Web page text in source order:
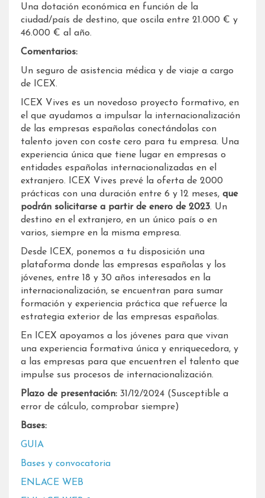
Una dotación económica en función de la
ciudad/país de destino, que oscila entre 21.000 € y
46.000 € al año.
Comentarios:
Un seguro de asistencia médica y de viaje a cargo
de ICEX.
ICEX Vives es un novedoso proyecto formativo, en
el que ayudamos a impulsar la internacionalización
de las empresas españolas conectándolas con
talento joven con coste cero para tu empresa. Una
experiencia única que tiene lugar en empresas o
entidades españolas internacionalizadas en el
extranjero. ICEX Vives prevé la oferta de 2000
prácticas con una duración entre 6 y 12 meses, que
podrán solicitarse a partir de enero de 2023. Un
destino en el extranjero, en un único país o en
varios, siempre en la misma empresa.
Desde ICEX, ponemos a tu disposición una
plataforma donde las empresas españolas y los
jóvenes, entre 18 y 30 años interesados en la
internacionalización, se encuentran para sumar
formación y experiencia práctica que refuerce la
estrategia exterior de las empresas españolas.
En ICEX apoyamos a los jóvenes para que vivan
una experiencia formativa única y enriquecedora, y
a las empresas para que encuentren el talento que
impulse sus procesos de internacionalización.
Plazo de presentación: 31/12/2024 (Susceptible a
error de cálculo, comprobar siempre)
Bases:
GUIA
Bases y convocatoria
ENLACE WEB